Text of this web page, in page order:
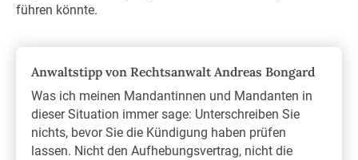
führen könnte.
Anwaltstipp von Rechtsanwalt Andreas Bongard
Was ich meinen Mandantinnen und Mandanten in
dieser Situation immer sage: Unterschreiben Sie
nichts, bevor Sie die Kündigung haben prüfen
lassen. Nicht den Aufhebungsvertrag, nicht die